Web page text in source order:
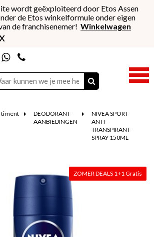
wordt geëxploiteerd door Etos Assen
de Etos winkelformule onder eigen
de franchisenemer! Winkelwagen
DEODORANT
AANBIEDINGEN
NIVEA SPORT
ANTI-
TRANSPIRANT
SPRAY 150ML
ZOMER DEALS 1+1 Gratis